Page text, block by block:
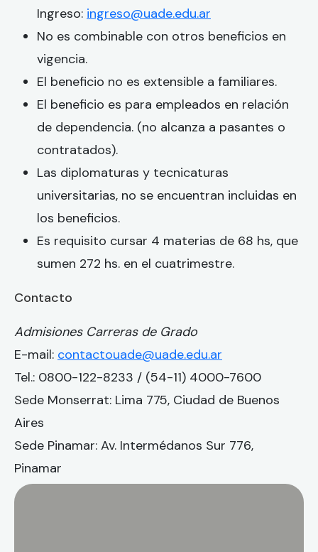
Ingreso: ingreso@uade.edu.ar
No es combinable con otros beneficios en
vigencia.
El beneficio no es extensible a familiares.
El beneficio es para empleados en relación
de dependencia. (no alcanza a pasantes o
contratados).
Las diplomaturas y tecnicaturas
universitarias, no se encuentran incluidas en
los beneficios.
Es requisito cursar 4 materias de 68 hs, que
sumen 272 hs. en el cuatrimestre.
Contacto
Admisiones Carreras de Grado
E-mail: contactouade@uade.edu.ar
Tel.: 0800-122-8233 / (54-11) 4000-7600
Sede Monserrat: Lima 775, Ciudad de Buenos
Aires
Sede Pinamar: Av. Intermédanos Sur 776,
Pinamar